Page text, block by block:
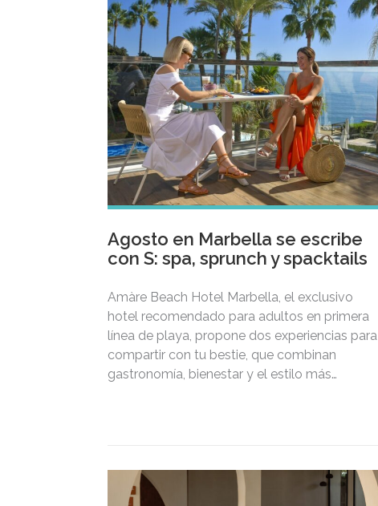
Agosto en Marbella se escribe
con S: spa, sprunch y spacktails
Amàre Beach Hotel Marbella, el exclusivo
hotel recomendado para adultos en primera
línea de playa, propone dos experiencias para
compartir con tu bestie, que combinan
gastronomía, bienestar y el estilo más